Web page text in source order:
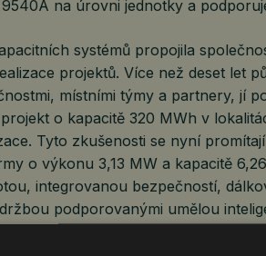
na úrovni jednotky a
systémů propojila
projektů. Více než deset let
místními týmy a partnery, jí
o kapacitě 320 MWh v
Tyto zkušenosti se nyní
o výkonu 3,13 MW a kapacitě
integrovanou bezpečností,
podporovanými umělou